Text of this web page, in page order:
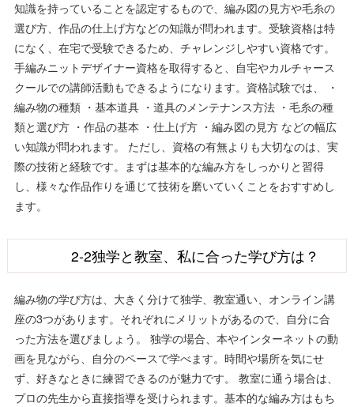
知識を持っていることを認定するもので、編み図の見方や毛糸の
選び方、作品の仕上げ方などの知識が問われます。受験資格は特
になく、在宅で受験できるため、チャレンジしやすい資格です。
手編みニットデザイナー資格を取得すると、自宅やカルチャース
クールでの講師活動もできるようになります。資格試験では、 ・
編み物の種類 ・基本道具 ・道具のメンテナンス方法 ・毛糸の種
類と選び方 ・作品の基本 ・仕上げ方 ・編み図の見方 などの幅広
い知識が問われます。 ただし、資格の有無よりも大切なのは、実
際の技術と経験です。まずは基本的な編み方をしっかりと習得
し、様々な作品作りを通じて技術を磨いていくことをおすすめし
ます。
2-2独学と教室、私に合った学び方は？
編み物の学び方は、大きく分けて独学、教室通い、オンライン講
座の3つがあります。それぞれにメリットがあるので、自分に合
った方法を選びましょう。 独学の場合、本やインターネットの動
画を見ながら、自分のペースで学べます。時間や場所を気にせ
ず、好きなときに練習できるのが魅力です。 教室に通う場合は、
プロの先生から直接指導を受けられます。基本的な編み方はもち